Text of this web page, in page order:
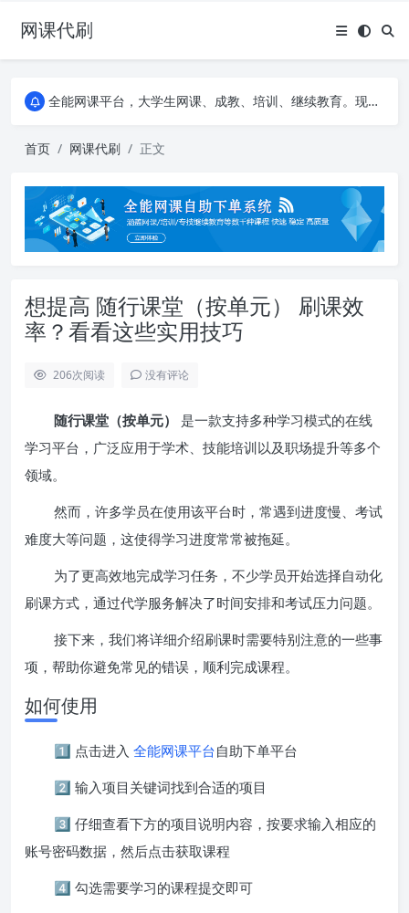
网课代刷
AI论文写作平台，根据真实文献内容生成论文
全能网课平台，大学生网课、成教、培训、继续教育。现已接入代刷代考项目3000+
全能网课平台，大学生网课、成教、培训、继续教育。现已接入代刷代考项目3000+
首页 网课代刷 正文
想提高 随行课堂（按单元） 刷课效
率？看看这些实用技巧
206次阅读 没有评论
随行课堂（按单元）
是一款支持多种学习模式的在线
学习平台，广泛应用于学术、技能培训以及职场提升等多个
领域。
然而，许多学员在使用该平台时，常遇到进度慢、考试
难度大等问题，这使得学习进度常常被拖延。
为了更高效地完成学习任务，不少学员开始选择自动化
刷课方式，通过代学服务解决了时间安排和考试压力问题。
接下来，我们将详细介绍刷课时需要特别注意的一些事
项，帮助你避免常见的错误，顺利完成课程。
如何使用
1️⃣ 点击进入 全能网课平台自助下单平台
2️⃣ 输入项目关键词找到合适的项目
3️⃣ 仔细查看下方的项目说明内容，按要求输入相应的
账号密码数据，然后点击获取课程
4️⃣ 勾选需要学习的课程提交即可